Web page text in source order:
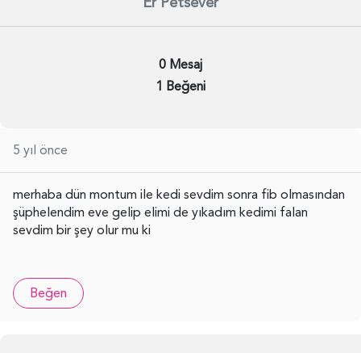
0 Mesaj
1 Beğeni
5 yıl önce
merhaba dün montum ile kedi sevdim sonra fib olmasından
şüphelendim eve gelip elimi de yıkadım kedimi falan
sevdim bir şey olur mu ki
Beğen